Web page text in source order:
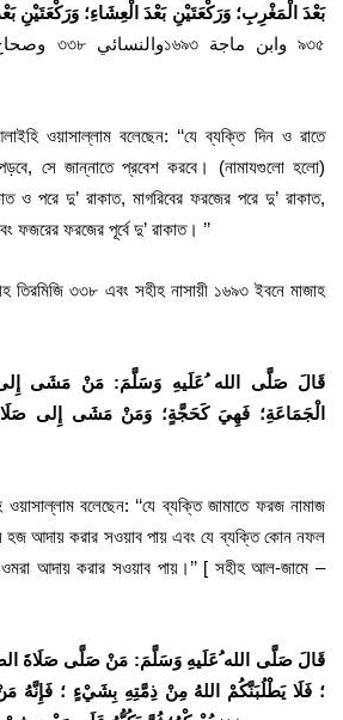
بَعْدَ الْمَغْرِبِ؛ وَرَكْعَتَيْنِ بَعْدَ الْعِشَاءِ؛ وَرَكْعَتَيْنِ
ওয়াসাল্লাম বলেছেন: ‘‘যে ব্যক্তি দিন ও রাতে
সে জান্নাতে প্রবেশ করবে। (নামাযগুলো হলো)
ও পরে দু’ রাকাত, মাগরিবের ফরজের পরে দু’ রাকাত,
ফজরের ফরজের পূর্বে দু’ রাকাত। ’’
তিরমিজি ৩৩৮ এবং সহীহ নাসায়ী ১৬৯৩ ইবনে মাজাহ
الْجَمَاعَةِ؛ فَهِيَ كَحَجَّةٍ؛ وَمَنْ مَشَى إِلى
বলেছেন: ‘‘যে ব্যক্তি জামাতে ফরজ নামাজ
হজ আদায় করার সওয়াব পায় এবং যে ব্যক্তি কোন নফল
ওমরা আদায় করার সওয়াব পায়।’’ [ সহীহ আল-জামে –
؛ فَلَا يَطْلُبَنَّكُمْ اللهُ مِنْ ذِمَّتِهِ بِشَيْءٍ ؛ فَإِنَّهُ